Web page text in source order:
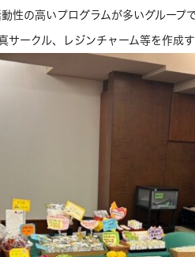
性の高いプログラムが多いグループ
サークル、レジンチャーム等を作成